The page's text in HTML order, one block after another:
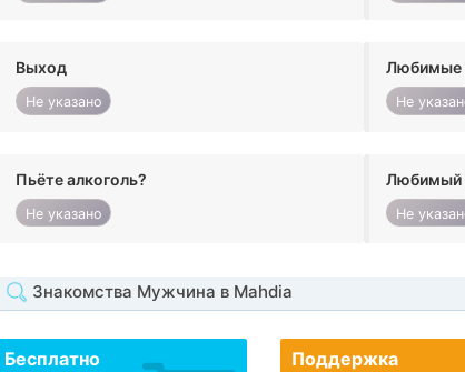
Выход
Не указано
Любимые
Не
Пьёте алкоголь?
Не указано
Любимый
Не
Знакомства Мужчина в Mahdia
Бесплатно Поддержка